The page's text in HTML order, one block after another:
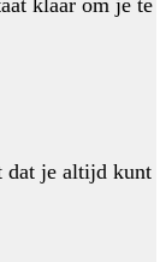
dat je altijd kunt